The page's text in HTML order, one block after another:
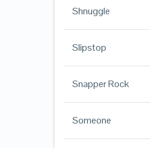
Shnuggle
Slipstop
Snapper Rock
Someone